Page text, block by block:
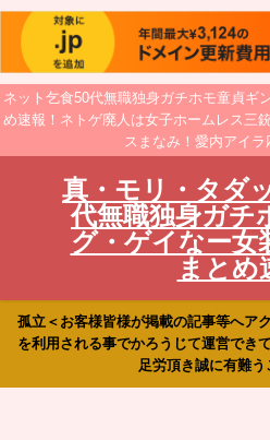
ネット乞食50代無職独身ガチホモ童貞ギ
め速報！ネトゲ廃人は女子ホームレス三
スまなみ！愛内アイラ
真・モリ・タダ
代無職独身ガチ
グ・ゲイなー女
まとめ
孤立＜お客様皆様が掲載の記事等へア
を利用される事でかろうじて運営でき
足労頂き誠に有難う